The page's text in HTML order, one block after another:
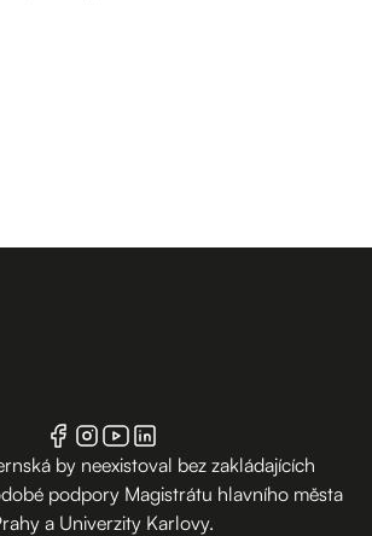
by neexistoval bez zakládajících
podpory Magistrátu hlavního města
a Univerzity Karlovy.